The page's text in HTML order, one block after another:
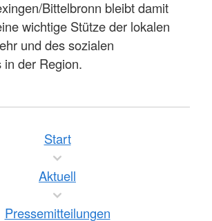
Bittelbronn bleibt damit
wichtige Stütze der lokalen
und des sozialen
in der Region.
Start
Aktuell
Pressemitteilungen